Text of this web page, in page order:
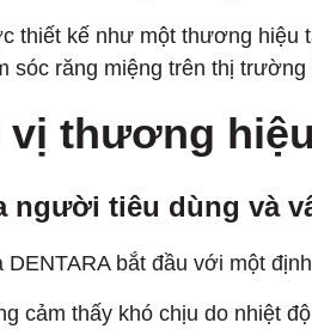
thiết kế như một thương hiệu
sóc răng miệng trên thị trường
vị thương
người tiêu dùng và
bắt đầu với một
cảm thấy khó chịu do nhiệt